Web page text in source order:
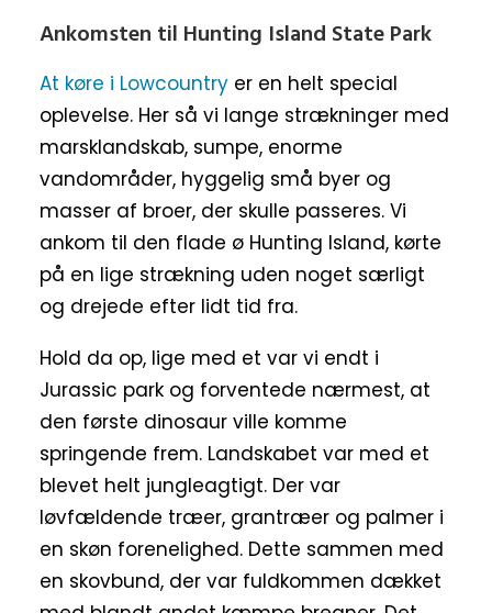
Ankomsten til Hunting Island State Park
At køre i Lowcountry er en helt special
oplevelse. Her så vi lange strækninger med
marsklandskab, sumpe, enorme
vandområder, hyggelig små byer og
masser af broer, der skulle passeres. Vi
ankom til den flade ø Hunting Island, kørte
på en lige strækning uden noget særligt
og drejede efter lidt tid fra.
Hold da op, lige med et var vi endt i
Jurassic park og forventede nærmest, at
den første dinosaur ville komme
springende frem. Landskabet var med et
blevet helt jungleagtigt. Der var
løvfældende træer, grantræer og palmer i
en skøn forenelighed. Dette sammen med
en skovbund, der var fuldkommen dækket